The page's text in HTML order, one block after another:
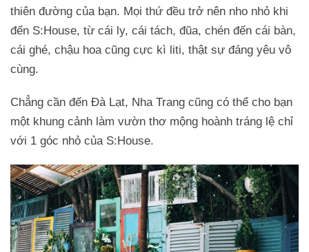
thiên đường của bạn. Mọi thứ đều trở nên nho nhỏ khi
đến S:House, từ cái ly, cái tách, đũa, chén đến cái bàn,
cái ghé, chậu hoa cũng cực kì liti, thật sự đáng yêu vô
cùng.
Chẳng cần đến Đà Lạt, Nha Trang cũng có thể cho bạn
một khung cảnh làm vườn thơ mộng hoành tráng lệ chỉ
với 1 góc nhỏ của S:House.